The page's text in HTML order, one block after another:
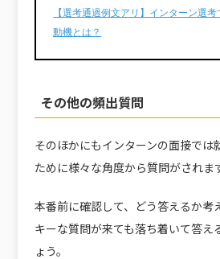
【選考通過例文アリ】インターン選
動機とは？
その他の頻出質問
そのほかにもインターンの面接では
ために様々な角度から質問がされま
本番前に確認して、どう答えるか考
キーな質問が来ても落ち着いて答え
ょう。